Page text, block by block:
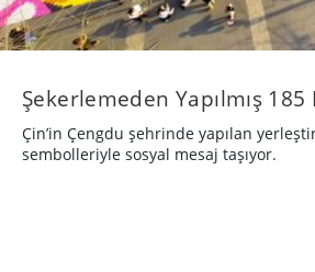
Şekerlemeden Yapılmış
Çin’in Çengdu şehrinde yapılan
sembolleriyle sosyal mesaj taşıyor.